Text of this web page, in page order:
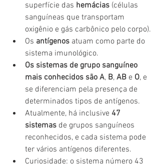
superfície das hemácias (células
sanguíneas que transportam
oxigênio e gás carbônico pelo corpo).
Os antígenos atuam como parte do
sistema imunológico.
Os sistemas de grupo sanguíneo
mais conhecidos são A, B, AB e O, e
se diferenciam pela presença de
determinados tipos de antígenos.
Atualmente, há inclusive 47
sistemas de grupos sanguíneos
reconhecidos, e cada sistema pode
ter vários antígenos diferentes.
Curiosidade: o sistema número 43